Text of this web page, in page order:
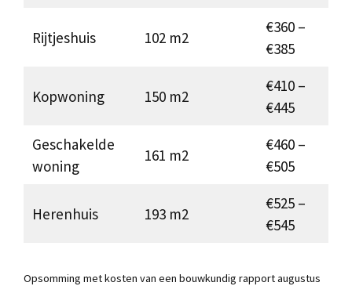
Rijtjeshuis 102 m2
€360 –
€385
Kopwoning 150 m2
€410 –
€445
Geschakelde
woning
161 m2
€460 –
€505
Herenhuis 193 m2
€525 –
€545
Opsomming met kosten van een bouwkundig rapport augustus